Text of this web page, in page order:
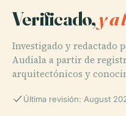
Verificado,y a
Investigado y redactado
Audiala a partir de
arquitectónicos y
Última revisión: August